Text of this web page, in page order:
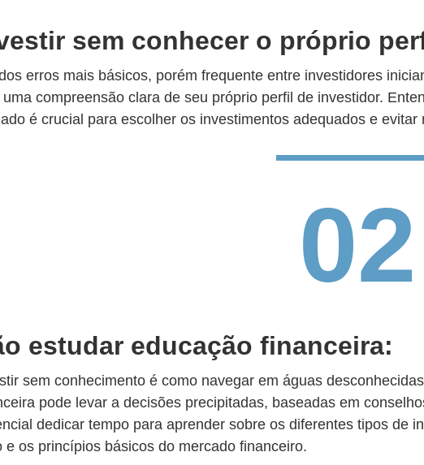
sem conhecer o próprio
erros mais básicos, porém frequente entre investidores
compreensão clara de seu próprio perfil de investidor.
é crucial para escolher os investimentos adequados e evitar
02
estudar educação financeira:
sem conhecimento é como navegar em águas
pode levar a decisões precipitadas, baseadas em
dedicar tempo para aprender sobre os diferentes tipos de
e os princípios básicos do mercado financeiro.